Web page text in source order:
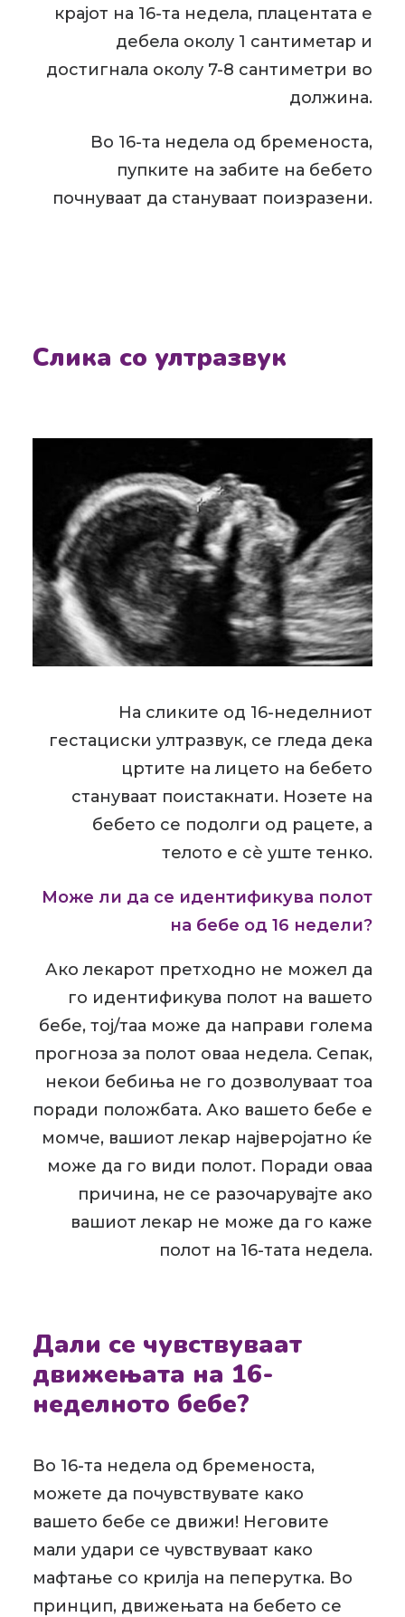
крајот на 16-та недела, плацентата е
дебела околу 1 сантиметар и
достигнала околу 7-8 сантиметри во
должина.
Во 16-та недела од бременоста,
пупките на забите на бебето
почнуваат да стануваат поизразени.
Слика со ултразвук
На сликите од 16-неделниот
гестациски ултразвук, се гледа дека
цртите на лицето на бебето
стануваат поистакнати. Нозете на
бебето се подолги од рацете, а
телото е сè уште тенко.
Може ли да се идентификува полот
на бебе од 16 недели?
Ако лекарот претходно не можел да
го идентификува полот на вашето
бебе, тој/таа може да направи голема
прогноза за полот оваа недела. Сепак,
некои бебиња не го дозволуваат тоа
поради положбата. Ако вашето бебе е
момче, вашиот лекар најверојатно ќе
може да го види полот. Поради оваа
причина, не се разочарувајте ако
вашиот лекар не може да го каже
полот на 16-тата недела.
Дали се чувствуваат
движењата на 16-
неделното бебе?
Во 16-та недела од бременоста,
можете да почувствувате како
вашето бебе се движи! Неговите
мали удари се чувствуваат како
мафтање со крилја на пеперутка. Во
принцип, движењата на бебето се